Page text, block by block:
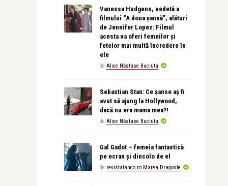
Vanessa Hudgens, vedetă a
filmului “A doua șansă”, alături
de Jennifer Lopez: Filmul
acesta va oferi femeilor și
fetelor mai multă încredere în
ele
de Alice Năstase Buciuta
Sebastian Stan: Ce șanse aș fi
avut să ajung la Hollywood,
dacă nu era mama mea?!
de Alice Năstase Buciuta
Gal Gadot – femeia fantastică
pe ecran și dincolo de el
de revistatango.ro Marea Dragoste